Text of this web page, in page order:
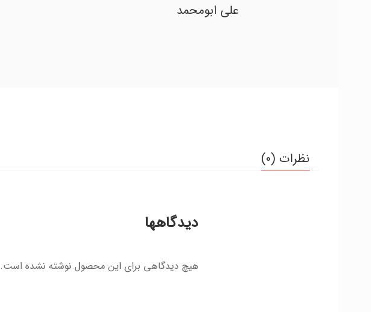
علی ابومحمد
نظرات (0)
دیدگاهها
هیچ دیدگاهی برای این محصول نوشته نشده است.